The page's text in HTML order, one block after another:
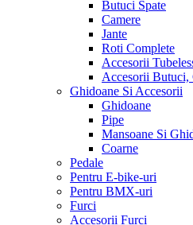
Butuci Spate
Camere
Jante
Roti Complete
Accesorii
Accesorii Butuci,
Ghidoane Si Accesorii
Ghidoane
Pipe
Mansoane Si
Coarne
Pedale
Pentru E-bike-uri
Pentru BMX-uri
Furci
Accesorii Furci